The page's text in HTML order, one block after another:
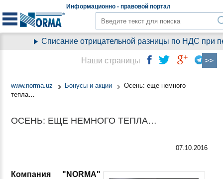
Информационно - правовойпортал
Списание отрицательной разницы по НДС при
www.norma.uz Бонусы и акции
Осень: еще немного
тепла…
ОСЕНЬ: ЕЩЕ НЕМНОГО ТЕПЛА…
07.10.2016
Компания "NORMA"
Наши страницы